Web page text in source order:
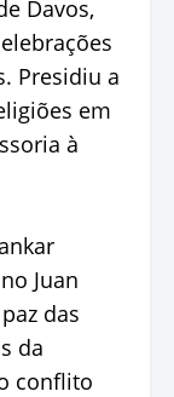
Davos,
Presidiu a
em
à
Juan
das
da
conflito